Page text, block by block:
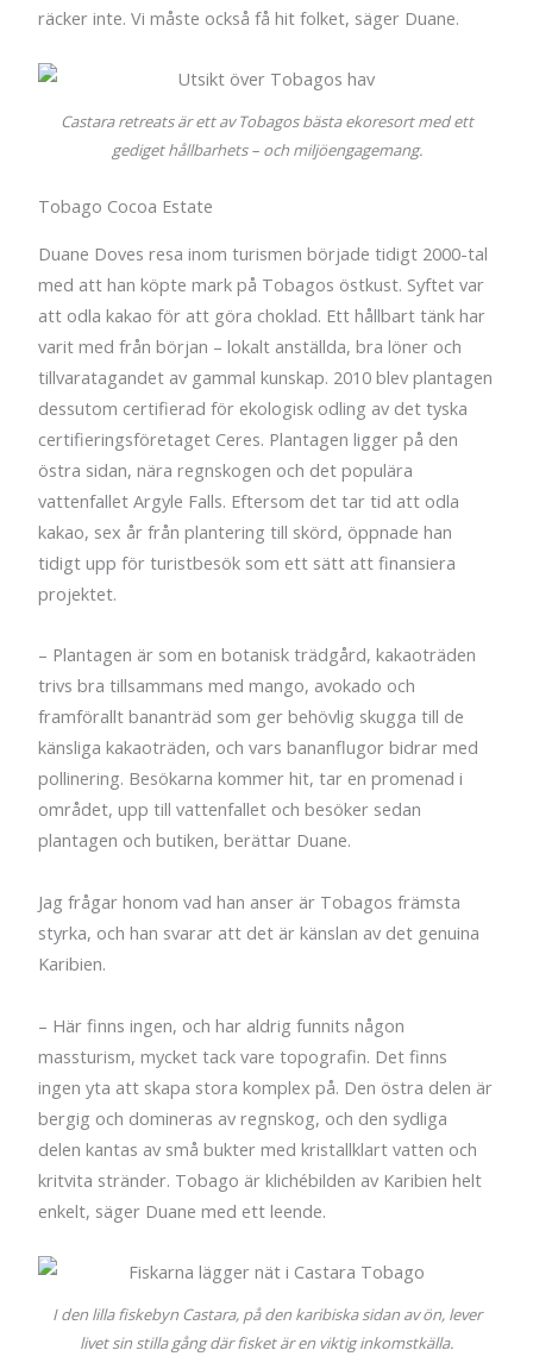
räcker inte. Vi måste också få hit folket, säger Duane.
Castara retreats är ett av Tobagos bästa ekoresort med ett
gediget hållbarhets – och miljöengagemang.
Tobago Cocoa Estate
Duane Doves resa inom turismen började tidigt 2000-tal
med att han köpte mark på Tobagos östkust. Syftet var
att odla kakao för att göra choklad. Ett hållbart tänk har
varit med från början – lokalt anställda, bra löner och
tillvaratagandet av gammal kunskap. 2010 blev plantagen
dessutom certifierad för ekologisk odling av det tyska
certifieringsföretaget Ceres. Plantagen ligger på den
östra sidan, nära regnskogen och det populära
vattenfallet Argyle Falls. Eftersom det tar tid att odla
kakao, sex år från plantering till skörd, öppnade han
tidigt upp för turistbesök som ett sätt att finansiera
projektet.
– Plantagen är som en botanisk trädgård, kakaoträden
trivs bra tillsammans med mango, avokado och
framförallt bananträd som ger behövlig skugga till de
känsliga kakaoträden, och vars bananflugor bidrar med
pollinering. Besökarna kommer hit, tar en promenad i
området, upp till vattenfallet och besöker sedan
plantagen och butiken, berättar Duane.
Jag frågar honom vad han anser är Tobagos främsta
styrka, och han svarar att det är känslan av det genuina
Karibien.
– Här finns ingen, och har aldrig funnits någon
massturism, mycket tack vare topografin. Det finns
ingen yta att skapa stora komplex på. Den östra delen är
bergig och domineras av regnskog, och den sydliga
delen kantas av små bukter med kristallklart vatten och
kritvita stränder. Tobago är klichébilden av Karibien helt
enkelt, säger Duane med ett leende.
I den lilla fiskebyn Castara, på den karibiska sidan av ön, lever
livet sin stilla gång där fisket är en viktig inkomstkälla.